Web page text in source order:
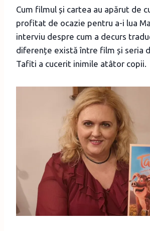
Cum filmul și cartea au apărut de
profitat de ocazie pentru a-i lua
interviu despre cum a decurs
diferențe există între film și seria
Tafiti a cucerit inimile atâtor copii.